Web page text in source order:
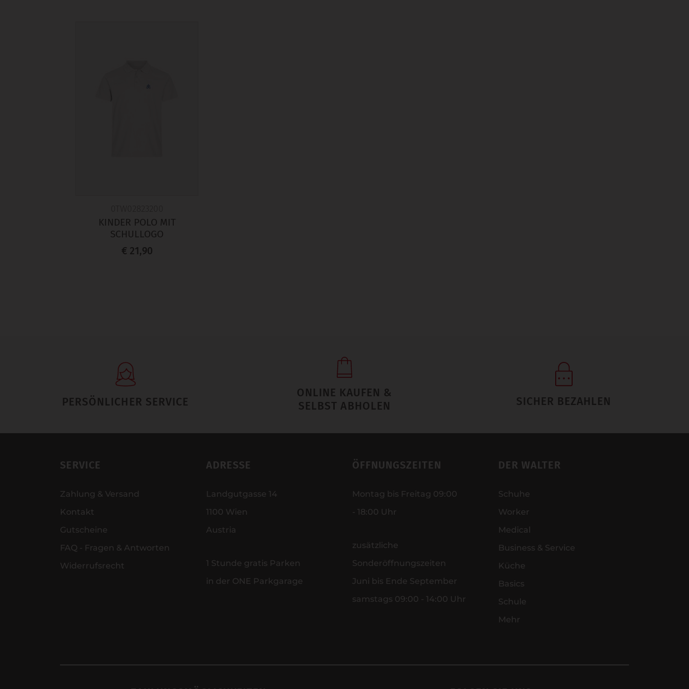
KINDER POLO MIT
SCHULLOGO
€ 21,90
PERSÖNLICHER SERVICE
ONLINE KAUFEN &
SELBST ABHOLEN
SICHER BEZAHLEN
SERVICE
Zahlung & Versand
Kontakt
Gutscheine
FAQ - Fragen & Antworten
Widerrufsrecht
ADRESSE
Landgutgasse 14
1100 Wien
Austria
1 Stunde gratis Parken
in der ONE Parkgarage
ÖFFNUNGSZEITEN
Montag bis Freitag 09:00
- 18:00 Uhr
zusätzliche
Sonderöffnungszeiten
Juni bis Ende September
samstags 09:00 - 14:00 Uhr
DER WALTER
Schuhe
Worker
Medical
Business & Service
Küche
Basics
Schule
Mehr